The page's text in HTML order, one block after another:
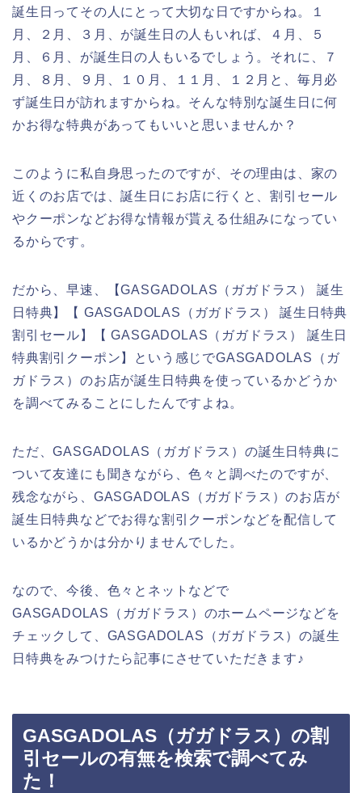
誕生日ってその人にとって大切な日ですからね。１
月、２月、３月、が誕生日の人もいれば、４月、５
月、６月、が誕生日の人もいるでしょう。それに、７
月、８月、９月、１０月、１１月、１２月と、毎月必
ず誕生日が訪れますからね。そんな特別な誕生日に何
かお得な特典があってもいいと思いませんか？
このように私自身思ったのですが、その理由は、家の
近くのお店では、誕生日にお店に行くと、割引セール
やクーポンなどお得な情報が貰える仕組みになってい
るからです。
だから、早速、【GASGADOLAS（ガガドラス） 誕生
日特典】【 GASGADOLAS（ガガドラス） 誕生日特典
割引セール】【 GASGADOLAS（ガガドラス） 誕生日
特典割引クーポン】という感じでGASGADOLAS（ガ
ガドラス）のお店が誕生日特典を使っているかどうか
を調べてみることにしたんですよね。
ただ、GASGADOLAS（ガガドラス）の誕生日特典に
ついて友達にも聞きながら、色々と調べたのですが、
残念ながら、GASGADOLAS（ガガドラス）のお店が
誕生日特典などでお得な割引クーポンなどを配信して
いるかどうかは分かりませんでした。
なので、今後、色々とネットなどで
GASGADOLAS（ガガドラス）のホームページなどを
チェックして、GASGADOLAS（ガガドラス）の誕生
日特典をみつけたら記事にさせていただきます♪
GASGADOLAS（ガガドラス）の割
引セールの有無を検索で調べてみ
た！